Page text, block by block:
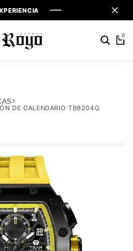
0
DE CALENDARIO TB8204Q